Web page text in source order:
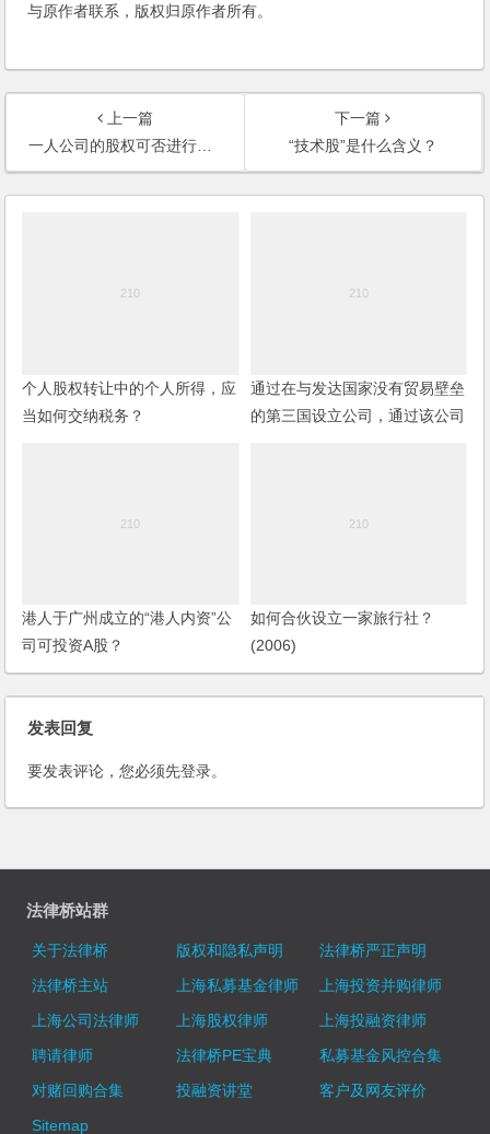
与原作者联系，版权归原作者所有。
上一篇
一人公司的股权可否进行转让？
下一篇
“技术股”是什么含义？
个人股权转让中的个人所得，应
当如何交纳税务？
通过在与发达国家没有贸易壁垒
的第三国设立公司，通过该公司
港人于广州成立的“港人内资”公
司可投资A股？
如何合伙设立一家旅行社？
(2006)
发表回复
要发表评论，您必须先登录。
法律桥站群
关于法律桥 版权和隐私声明
法律桥严正声明
法律桥主站
上海私募基金律师
上海投资并购律师
上海公司法律师
上海股权律师
上海投融资律师
聘请律师
法律桥PE宝典
私募基金风控合集
对赌回购合集
投融资讲堂
客户及网友评价
Sitemap